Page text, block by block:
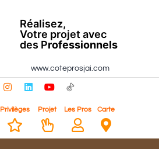
Réalisez,
Votre projet avec
des Professionnels
www.coteprosjai.com
Privilèges Projet Les Pros Carte